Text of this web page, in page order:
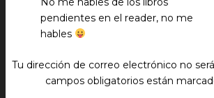
pendientes en el reader, no me
hables
Tu dirección de correo electrónico no
campos obligatorios están